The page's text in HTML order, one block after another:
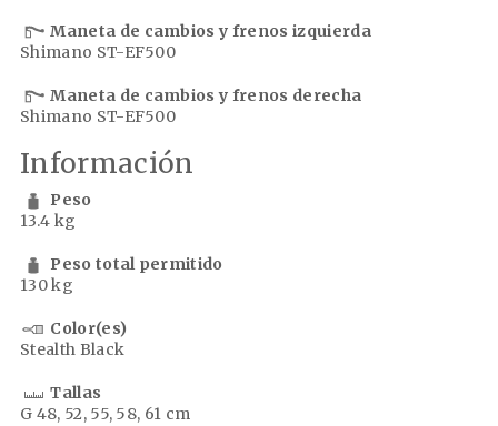
Maneta de cambios y frenos izquierda
Shimano ST-EF500
Maneta de cambios y frenos derecha
Shimano ST-EF500
Información
Peso
13.4 kg
Peso total permitido
130 kg
Color(es)
Stealth Black
Tallas
G 48, 52, 55, 58, 61 cm